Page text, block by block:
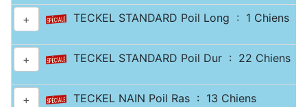
+ TECKEL STANDARD Poil Long : 1 Chiens
+ TECKEL STANDARD Poil Dur : 22 Chiens
+ TECKEL NAIN Poil Ras : 13 Chiens